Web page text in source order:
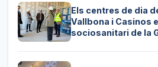
Els centres de dia
Vallbona i Casinos
sociosanitari de la